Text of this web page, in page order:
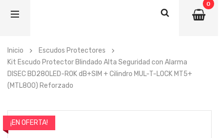
0
Inicio
Escudos Protectores
Kit Escudo Protector Blindado Alta Seguridad con Alarma
DISEC BD280LED-ROK dB+SIM + Cilindro MUL-T-LOCK MT5+
(MTL800) Reforzado
¡EN OFERTA!
- 10%